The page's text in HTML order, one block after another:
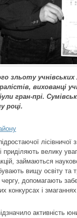
зльоту
вихованці
гран-прі.
році.
лісівничої
приділяють велику
займаються
вищу освіту та
допомагають
конкурсах і
активність